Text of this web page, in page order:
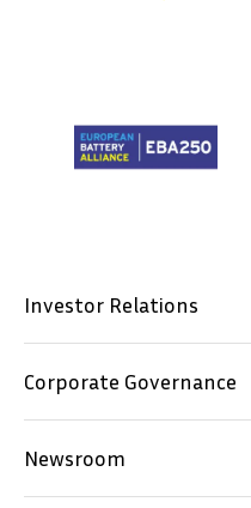
Investor Relations
Corporate Governance
Newsroom